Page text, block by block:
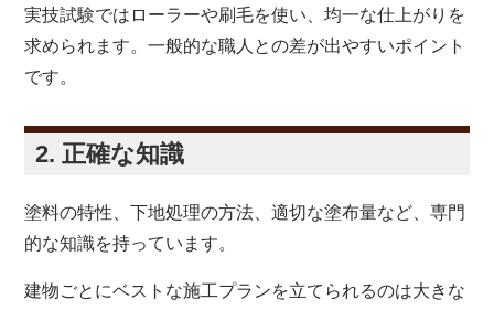
実技試験ではローラーや刷毛を使い、均一な仕上がりを
求められます。一般的な職人との差が出やすいポイント
です。
2. 正確な知識
塗料の特性、下地処理の方法、適切な塗布量など、専門
的な知識を持っています。
建物ごとにベストな施工プランを立てられるのは大きな